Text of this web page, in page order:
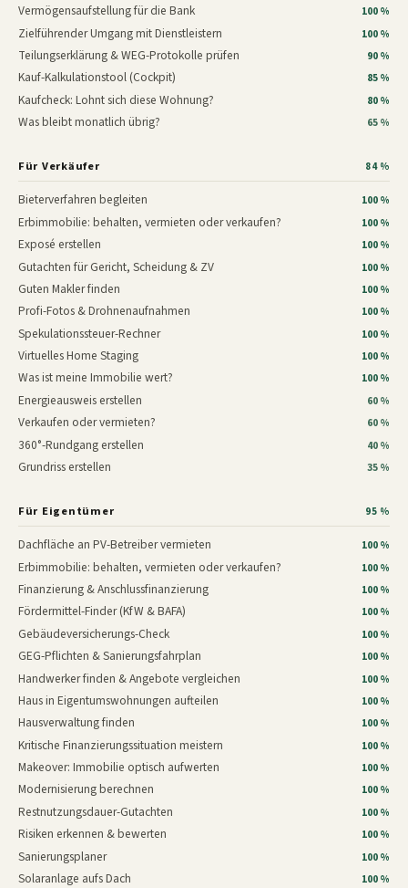
Vermögensaufstellung für die Bank 100 %
Zielführender Umgang mit Dienstleistern 100 %
Teilungserklärung & WEG-Protokolle prüfen 90 %
Kauf-Kalkulationstool (Cockpit) 85 %
Kaufcheck: Lohnt sich diese Wohnung? 80 %
Was bleibt monatlich übrig? 65 %
Für Verkäufer 84 %
Bieterverfahren begleiten 100 %
Erbimmobilie: behalten, vermieten oder verkaufen? 100 %
Exposé erstellen 100 %
Gutachten für Gericht, Scheidung & ZV 100 %
Guten Makler finden 100 %
Profi-Fotos & Drohnenaufnahmen 100 %
Spekulationssteuer-Rechner 100 %
Virtuelles Home Staging 100 %
Was ist meine Immobilie wert? 100 %
Energieausweis erstellen 60 %
Verkaufen oder vermieten? 60 %
360°-Rundgang erstellen 40 %
Grundriss erstellen 35 %
Für Eigentümer 95 %
Dachfläche an PV-Betreiber vermieten 100 %
Erbimmobilie: behalten, vermieten oder verkaufen? 100 %
Finanzierung & Anschlussfinanzierung 100 %
Fördermittel-Finder (KfW & BAFA) 100 %
Gebäudeversicherungs-Check 100 %
GEG-Pflichten & Sanierungsfahrplan 100 %
Handwerker finden & Angebote vergleichen 100 %
Haus in Eigentumswohnungen aufteilen 100 %
Hausverwaltung finden 100 %
Kritische Finanzierungssituation meistern 100 %
Makeover: Immobilie optisch aufwerten 100 %
Modernisierung berechnen 100 %
Restnutzungsdauer-Gutachten 100 %
Risiken erkennen & bewerten 100 %
Sanierungsplaner 100 %
Solaranlage aufs Dach 100 %